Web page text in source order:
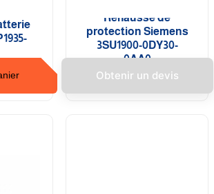
Rehausse de
protection Siemens
3SU1900-0DY30-
0AA0
Obtenir un devis